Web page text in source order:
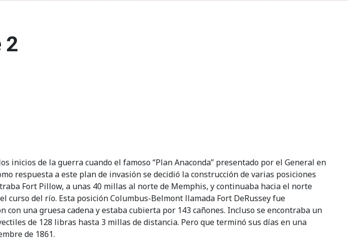
2
de la guerra cuando el famoso “Plan Anaconda” presentado por el General en
respuesta a este plan de invasión se decidió la construcción de varias posiciones
Fort Pillow, a unas 40 millas al norte de Memphis, y continuaba hacia el norte
curso del río. Esta posición Columbus-Belmont llamada Fort DeRussey fue
una gruesa cadena y estaba cubierta por 143 cañones. Incluso se encontraba un
de 128 libras hasta 3 millas de distancia. Pero que terminó sus días en una
de 1861.